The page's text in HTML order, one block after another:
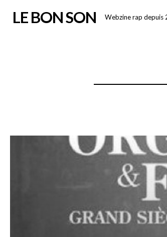
LE BON SON Webzine rap depuis